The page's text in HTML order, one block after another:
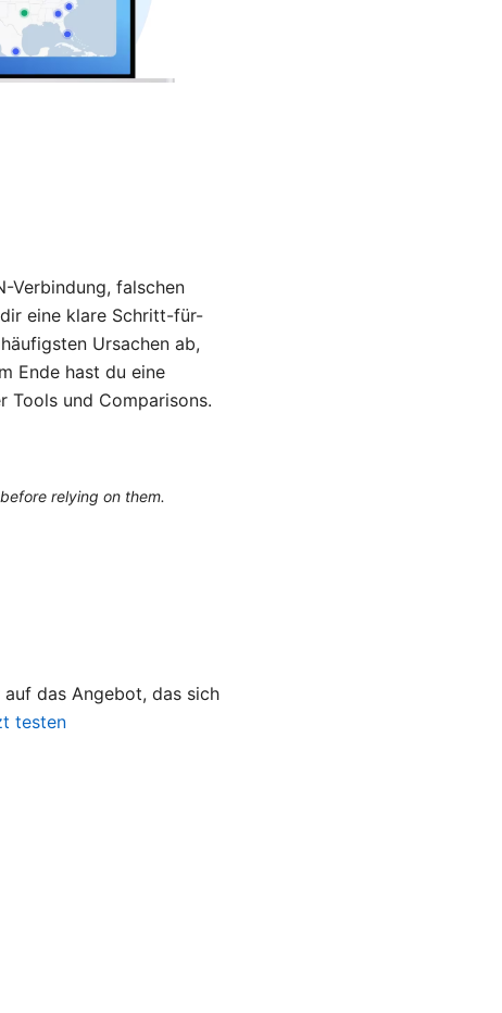
Verbindung, falschen
eine klare Schritt-für-
Ursachen ab,
Ende hast du eine
Tools und Comparisons.
relying on them.
das Angebot, das sich
testen